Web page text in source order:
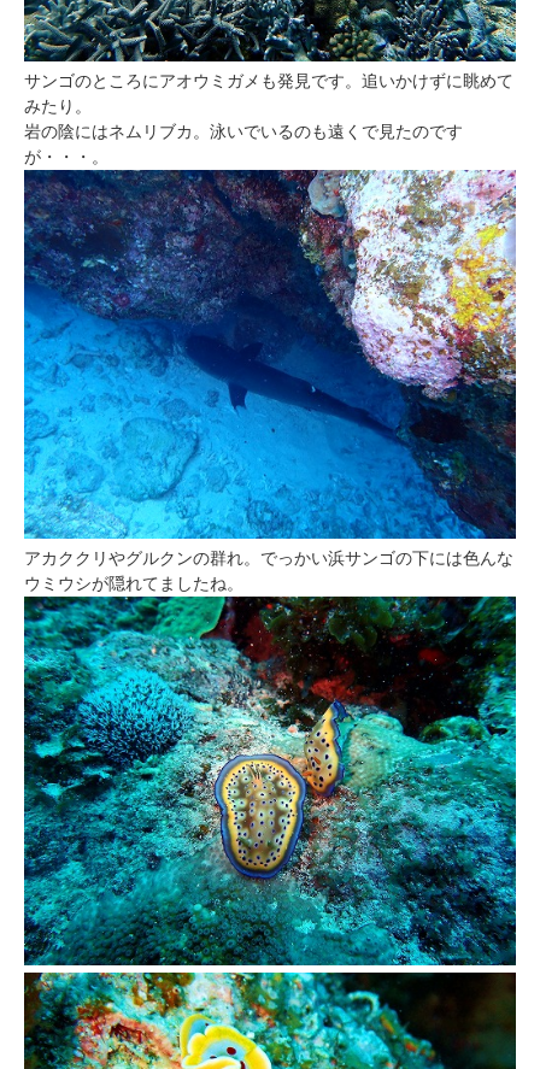
サンゴのところにアオウミガメも発見です。追いかけずに眺めて
みたり。
岩の陰にはネムリブカ。泳いでいるのも遠くで見たのです
が・・・。
アカククリやグルクンの群れ。でっかい浜サンゴの下には色んな
ウミウシが隠れてましたね。